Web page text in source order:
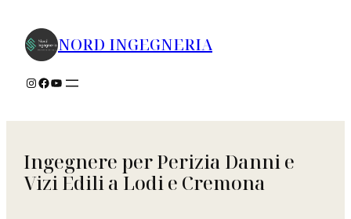
contenutoNORD INGEGNERIA
Instagram
Facebook
YouTube
Ingegnere per Perizia Danni e
Vizi Edili a Lodi e Cremona